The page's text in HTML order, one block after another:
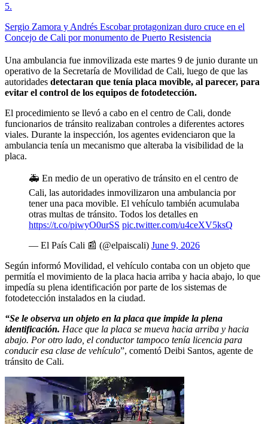
5.
Sergio Zamora y Andrés Escobar protagonizan duro cruce en el
Concejo de Cali por monumento de Puerto Resistencia
Una ambulancia fue inmovilizada este martes 9 de junio durante un
operativo de la Secretaría de Movilidad de Cali, luego de que las
autoridades detectaran que tenía placa movible, al parecer, para
evitar el control de los equipos de fotodetección.
El procedimiento se llevó a cabo en el centro de Cali, donde
funcionarios de tránsito realizaban controles a diferentes actores
viales. Durante la inspección, los agentes evidenciaron que la
ambulancia tenía un mecanismo que alteraba la visibilidad de la
placa.
🚑 En medio de un operativo de tránsito en el centro de
Cali, las autoridades inmovilizaron una ambulancia por
tener una paca movible. El vehículo también acumulaba
otras multas de tránsito. Todos los detalles en
https://t.co/piwyO0urSS pic.twitter.com/u4ceXV5ksQ
— El País Cali 📰 (@elpaiscali) June 9, 2026
Según informó Movilidad, el vehículo contaba con un objeto que
permitía el movimiento de la placa hacia arriba y hacia abajo, lo que
impedía su plena identificación por parte de los sistemas de
fotodetección instalados en la ciudad.
“Se le observa un objeto en la placa que impide la plena
identificación. Hace que la placa se mueva hacia arriba y hacia
abajo. Por otro lado, el conductor tampoco tenía licencia para
conducir esa clase de vehículo”, comentó Deibi Santos, agente de
tránsito de Cali.